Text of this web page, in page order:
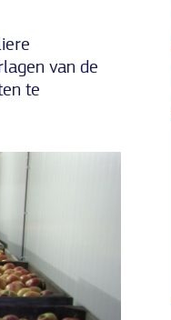
van de
te